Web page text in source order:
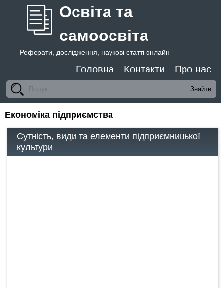
Освіта та
самоосвіта
Реферати, дослідження, наукові статті онлайн
Головна Контакти Про нас
Економіка підприємства
Сутність, види та елементи підприємницької
культури